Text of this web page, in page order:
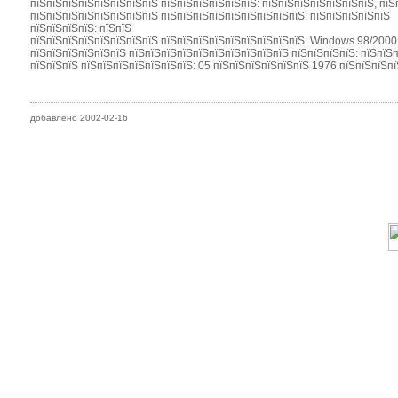
пїЅпїЅпїЅпїЅпїЅпїЅпїЅпїЅ пїЅпїЅпїЅпїЅпїЅпїЅ: пїЅпїЅпїЅпїЅпїЅпїЅпїЅ,
пїЅпїЅпїЅпїЅпїЅпїЅпїЅпїЅ пїЅпїЅпїЅпїЅпїЅпїЅпїЅпїЅпїЅ: пїЅпїЅпїЅпїЅпїЅ
пїЅпїЅпїЅпїЅ: пїЅпїЅ
пїЅпїЅпїЅпїЅпїЅпїЅпїЅпїЅ пїЅпїЅпїЅпїЅпїЅпїЅпїЅпїЅпїЅ: Windows 98/
пїЅпїЅпїЅпїЅпїЅпїЅ пїЅпїЅпїЅпїЅпїЅпїЅпїЅпїЅпїЅпїЅ пїЅпїЅпїЅпїЅ:
пїЅпїЅпїЅ пїЅпїЅпїЅпїЅпїЅпїЅпїЅ: 05 пїЅпїЅпїЅпїЅпїЅпїЅ 1976
добавлено 2002-02-16